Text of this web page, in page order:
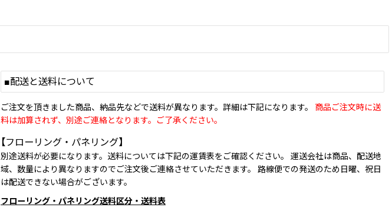
■配送と送料について
ご注文を頂きました商品、納品先などで送料が異なります。詳細は下記になります。 商品ご注文時に送
料は加算されず、別途ご連絡となります。ご了承ください。
【フローリング・パネリング】
別途送料が必要になります。送料については下記の運賃表をご確認ください。 運送会社は商品、配送地
域、数量により異なりますのでご注文後ご連絡させていただきます。 路線便での発送のため日曜、祝日
は配送できない場合がございます。
フローリング・パネリング送料区分・送料表